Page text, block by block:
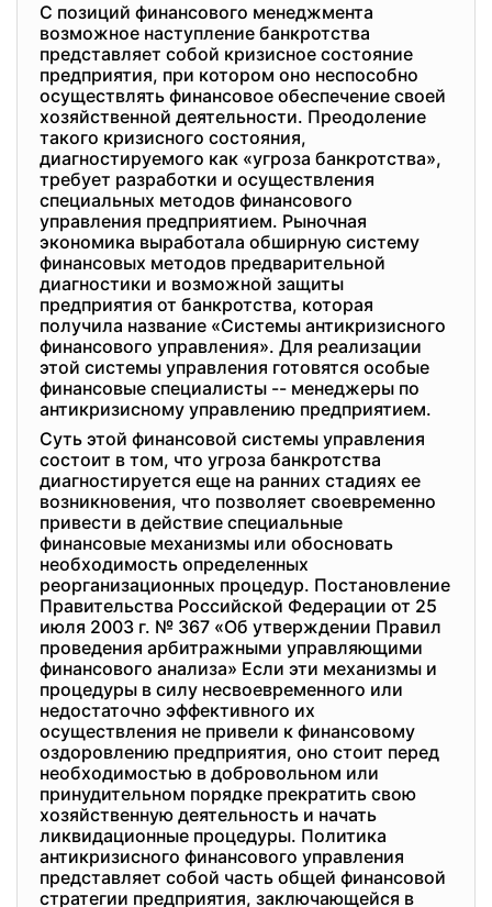
С позиций финансового менеджмента
возможное наступление банкротства
представляет собой кризисное состояние
предприятия, при котором оно неспособно
осуществлять финансовое обеспечение своей
хозяйственной деятельности. Преодоление
такого кризисного состояния,
диагностируемого как «угроза банкротства»,
требует разработки и осуществления
специальных методов финансового
управления предприятием. Рыночная
экономика выработала обширную систему
финансовых методов предварительной
диагностики и возможной защиты
предприятия от банкротства, которая
получила название «Системы антикризисного
финансового управления». Для реализации
этой системы управления готовятся особые
финансовые специалисты -- менеджеры по
антикризисному управлению предприятием.
Суть этой финансовой системы управления
состоит в том, что угроза банкротства
диагностируется еще на ранних стадиях ее
возникновения, что позволяет своевременно
привести в действие специальные
финансовые механизмы или обосновать
необходимость определенных
реорганизационных процедур. Постановление
Правительства Российской Федерации от 25
июля 2003 г. № 367 «Об утверждении Правил
проведения арбитражными управляющими
финансового анализа» Если эти механизмы и
процедуры в силу несвоевременного или
недостаточно эффективного их
осуществления не привели к финансовому
оздоровлению предприятия, оно стоит перед
необходимостью в добровольном или
принудительном порядке прекратить свою
хозяйственную деятельность и начать
ликвидационные процедуры. Политика
антикризисного финансового управления
представляет собой часть общей финансовой
стратегии предприятия, заключающейся в